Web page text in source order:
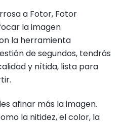
a Fotor, Fotor
la imagen
la herramienta
de segundos, tendrás
y nítida, lista para
afinar más la imagen.
la nitidez, el color, la